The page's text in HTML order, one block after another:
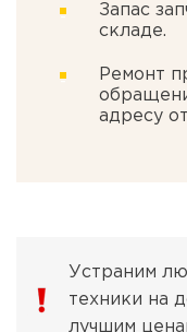
Запас
складе.
Ремонт
адресу
Устраним
техники на
лучшим